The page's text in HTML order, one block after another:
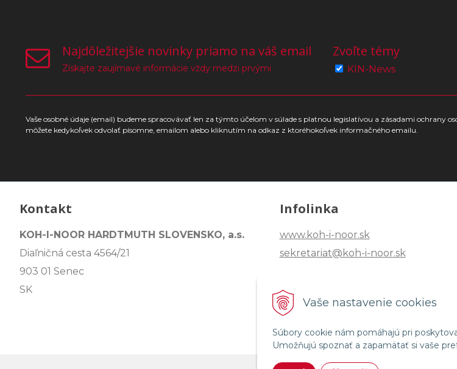
Vaše nastavenie cookies
Súbory cookie nám pomáhajú pri
Umožňujú spoznať a zapamätať si vaše
Najdôležitejšie novinky priamo na váš email
Získajte zaujímavé informácie vždy medzi prvými
Zvoľte témy
KIN-News
Vaše osobné údaje (email) budeme spracovávať len za týmto účelom v súlade s platnou legislatívou a zásadami
môžete kedykoľvek odvolať písomne, emailom alebo kliknutím na odkaz z ktoréhokoľvek informačného emailu.
Kontakt
KOH-I-NOOR HARDTMUTH SLOVENSKO, a.s.
Diaľničná cesta 4564/21
903 01 Senec
SK
Infolinka
www.koh-i-noor.sk
sekretariat@koh-i-noor.sk
Tel: +421 2 40252101
Fax: +421 2 44872870